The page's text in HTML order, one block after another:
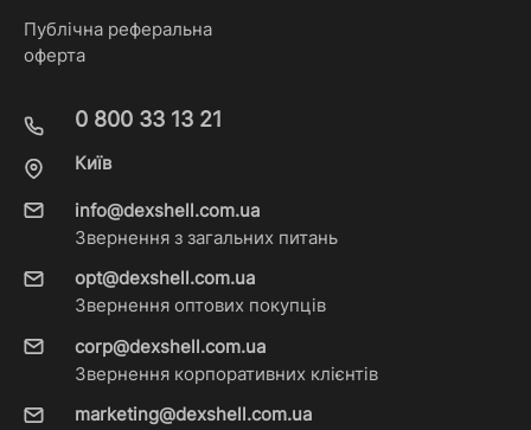
Публічна реферальна
оферта
0 800 33 13 21
Київ
info@dexshell.com.ua
Звернення з загальних питань
opt@dexshell.com.ua
Звернення оптових покупців
corp@dexshell.com.ua
Звернення корпоративних клієнтів
marketing@dexshell.com.ua